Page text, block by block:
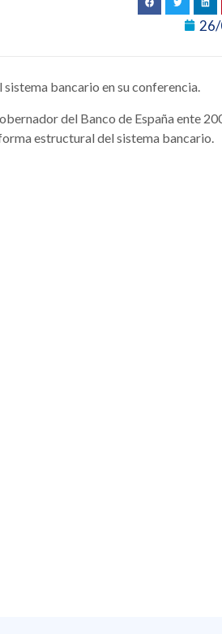
bancario en su conferencia.
del Banco de España ente
estructural del sistema bancario.